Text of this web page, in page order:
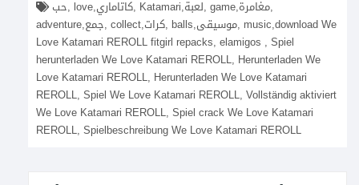
adventure,جمع, collect,كرات, balls,موسيقى, music,download We
Love Katamari REROLL fitgirl repacks, elamigos , Spiel
herunterladen We Love Katamari REROLL, Herunterladen We
Love Katamari REROLL, Herunterladen We Love Katamari
REROLL, Spiel We Love Katamari REROLL, Vollständig aktiviert
We Love Katamari REROLL, Spiel crack We Love Katamari
REROLL, Spielbeschreibung We Love Katamari REROLL